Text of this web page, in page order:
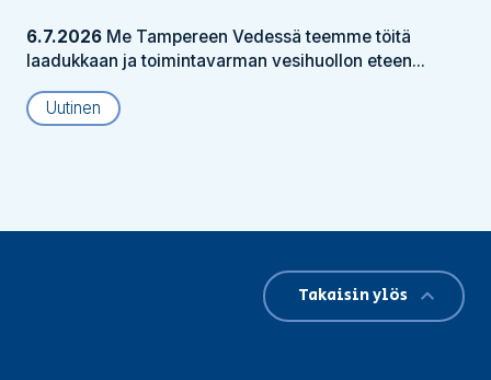
6.7.2026 Me Tampereen Vedessä teemme töitä
laadukkaan ja toimintavarman vesihuollon eteen...
Uutinen
Takaisin ylös